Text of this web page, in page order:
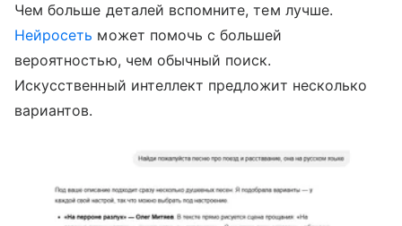
Чем больше деталей вспомните, тем лучше.
Нейросеть может помочь с большей
вероятностью, чем обычный поиск.
Искусственный интеллект предложит несколько
вариантов.